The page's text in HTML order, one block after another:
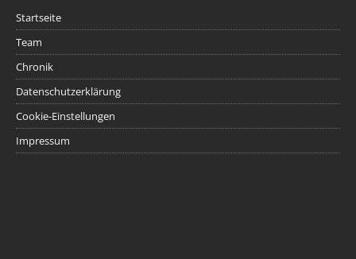
Startseite
Team
Chronik
Datenschutzerklärung
Cookie-Einstellungen
Impressum